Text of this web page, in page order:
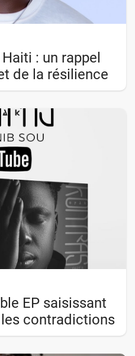
: un rappel
de la résilience
EP saisissant
les contradictions